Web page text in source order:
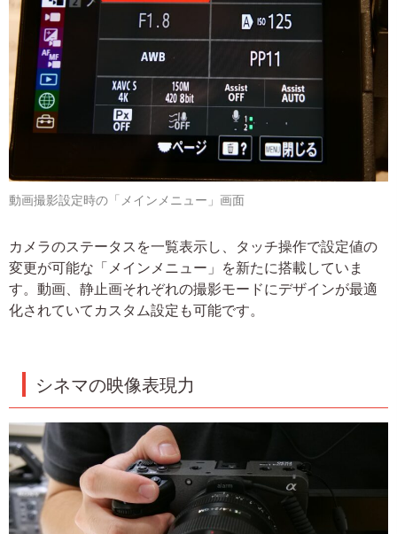
動画撮影設定時の「メインメニュー」画面
カメラのステータスを一覧表示し、タッチ操作で設定値の
変更が可能な「メインメニュー」を新たに搭載していま
す。動画、静止画それぞれの撮影モードにデザインが最適
化されていてカスタム設定も可能です。
シネマの映像表現力